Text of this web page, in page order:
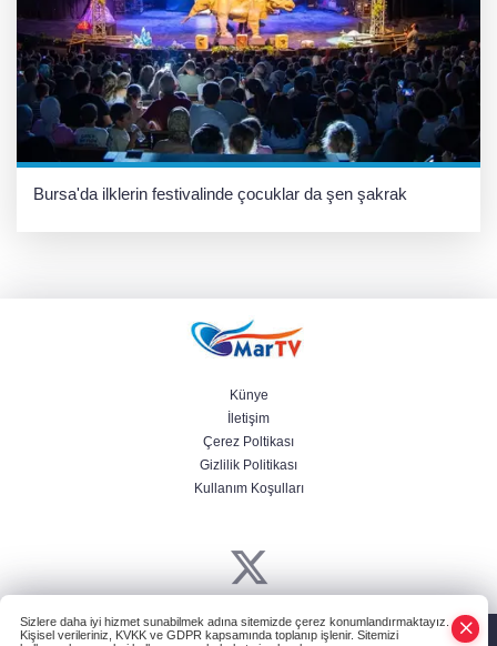
Bursa'da ilklerin festivalinde çocuklar da şen şakrak
Künye
İletişim
Çerez Poltikası
Gizlilik Politikası
Kullanım Koşulları
Powered byHABER YAZILIMIve TURKTICARET.NET projesidir Copyright©
Sizlere daha iyi hizmet sunabilmek adına sitemizde çerez konumlandırmaktayız.
Kişisel verileriniz, KVKK ve GDPR kapsamında toplanıp işlenir. Sitemizi